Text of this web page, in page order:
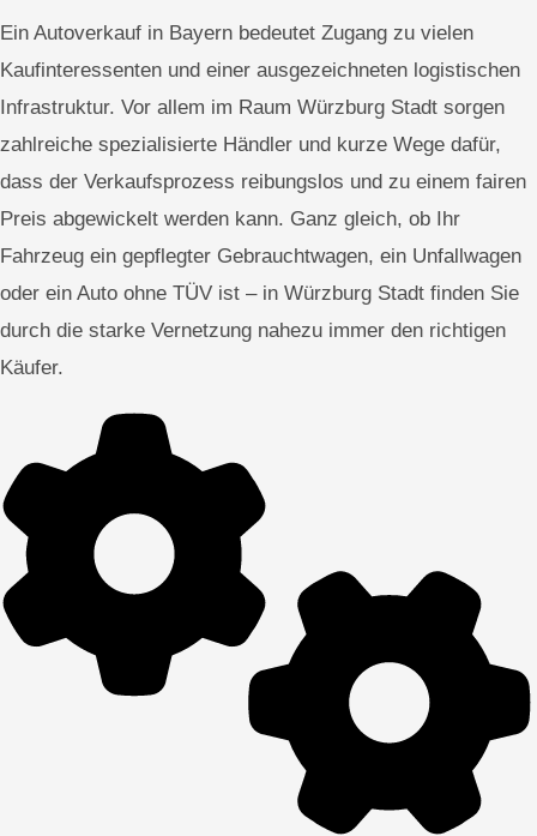
Ein Autoverkauf in Bayern bedeutet Zugang zu vielen
Kaufinteressenten und einer ausgezeichneten logistischen
Infrastruktur. Vor allem im Raum Würzburg Stadt sorgen
zahlreiche spezialisierte Händler und kurze Wege dafür,
dass der Verkaufsprozess reibungslos und zu einem fairen
Preis abgewickelt werden kann. Ganz gleich, ob Ihr
Fahrzeug ein gepflegter Gebrauchtwagen, ein Unfallwagen
oder ein Auto ohne TÜV ist – in Würzburg Stadt finden Sie
durch die starke Vernetzung nahezu immer den richtigen
Käufer.